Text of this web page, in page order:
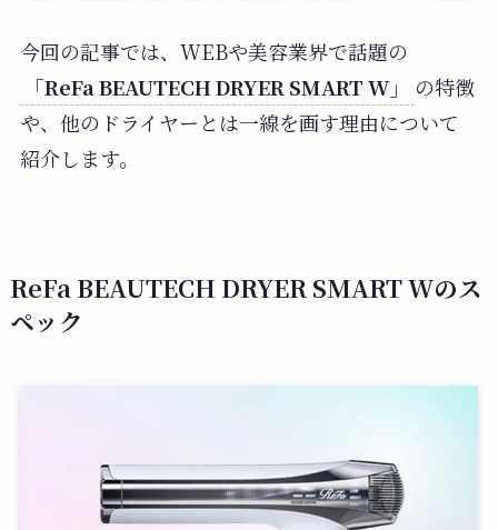
今回の記事では、WEBや美容業界で話題の
「ReFa BEAUTECH DRYER SMART W」
の特徴
や、他のドライヤーとは一線を画す理由について
紹介します。
ReFa BEAUTECH DRYER SMART Wのス
ペック